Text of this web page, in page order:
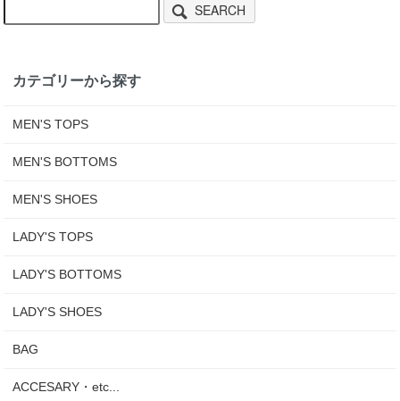
SEARCH
カテゴリーから探す
MEN'S TOPS
MEN'S BOTTOMS
MEN'S SHOES
LADY'S TOPS
LADY'S BOTTOMS
LADY'S SHOES
BAG
ACCESARY・etc...